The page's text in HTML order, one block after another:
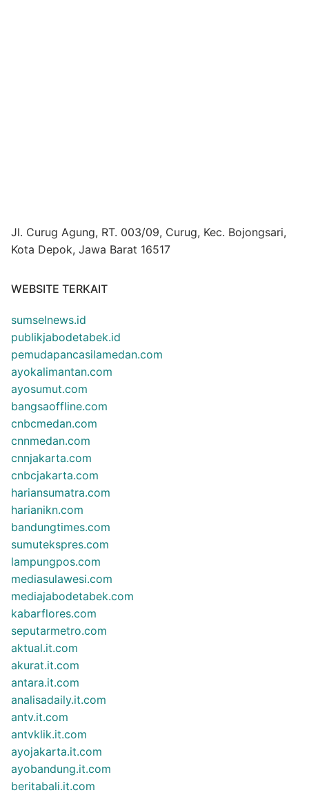
Jl. Curug Agung, RT. 003/09, Curug, Kec. Bojongsari,
Kota Depok, Jawa Barat 16517
WEBSITE TERKAIT
sumselnews.id
publikjabodetabek.id
pemudapancasilamedan.com
ayokalimantan.com
ayosumut.com
bangsaoffline.com
cnbcmedan.com
cnnmedan.com
cnnjakarta.com
cnbcjakarta.com
hariansumatra.com
harianikn.com
bandungtimes.com
sumutekspres.com
lampungpos.com
mediasulawesi.com
mediajabodetabek.com
kabarflores.com
seputarmetro.com
aktual.it.com
akurat.it.com
antara.it.com
analisadaily.it.com
antv.it.com
antvklik.it.com
ayojakarta.it.com
ayobandung.it.com
beritabali.it.com